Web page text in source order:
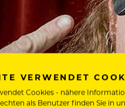
VERWENDET
Cookies - nähere
als Benutzer finden Sie in